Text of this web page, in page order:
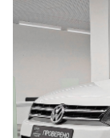
1 - Капот
2 - Переднее
3 - Передняя
4 - Задняя
5 - Переднее
6 - Панель